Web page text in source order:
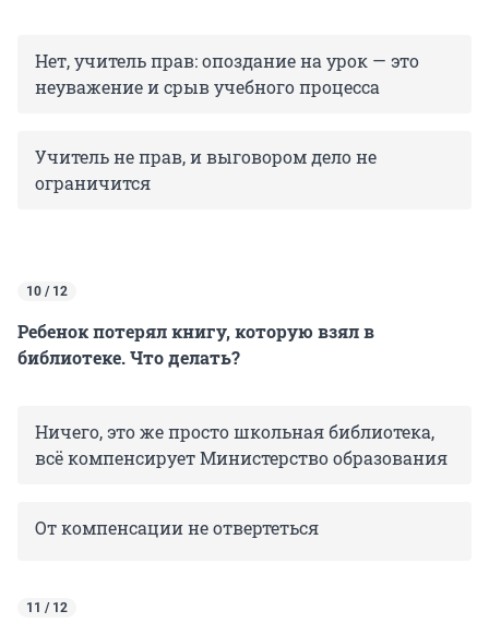
Нет, учитель прав: опоздание на урок — это
неуважение и срыв учебного процесса
Учитель не прав, и выговором дело не
ограничится
10 / 12
Ребенок потерял книгу, которую взял в
библиотеке. Что делать?
Ничего, это же просто школьная библиотека,
всё компенсирует Министерство образования
От компенсации не отвертеться
11 / 12